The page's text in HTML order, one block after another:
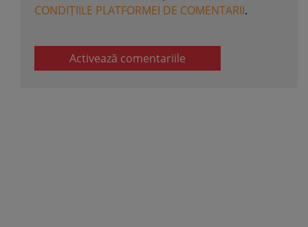
CONDIȚIILE PLATFORMEI DE COMENTARII.
Activează comentariile